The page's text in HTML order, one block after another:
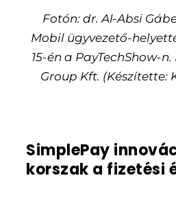
Fotón: dr. Al-Absi
Mobil ügyvezető-
15-én a PayTechShow-
Group Kft. (Készítette:
SimplePay
korszak a fizetési